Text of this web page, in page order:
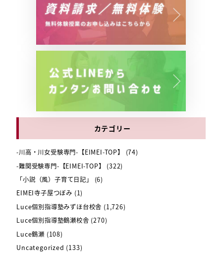
カテゴリー
-川高・川女受験専門-【EIMEI-TOP】
(74)
-難関受験専門-【EIMEI-TOP】
(322)
「小説（風）子育て日記」
(6)
EIMEI寺子屋つぼみ (1)
Luce個別指導塾みずほ台校舎 (1,726)
Luce個別指導塾鶴瀬校舎 (270)
Luce鶴瀬 (108)
Uncategorized (133)